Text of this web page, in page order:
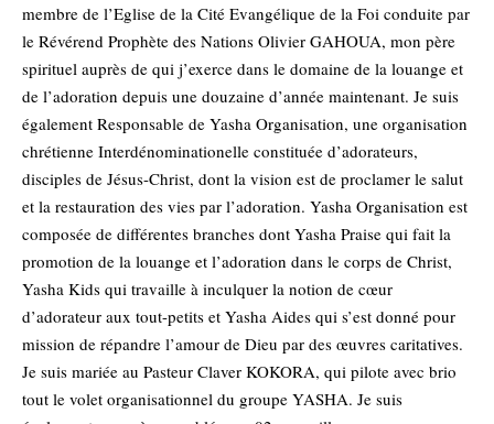
membre de l’Eglise de la Cité Evangélique de la Foi conduite par
le Révérend Prophète des Nations Olivier GAHOUA, mon père
spirituel auprès de qui j’exerce dans le domaine de la louange et
de l’adoration depuis une douzaine d’année maintenant. Je suis
également Responsable de Yasha Organisation, une organisation
chrétienne Interdénominationelle constituée d’adorateurs,
disciples de Jésus-Christ, dont la vision est de proclamer le salut
et la restauration des vies par l’adoration. Yasha Organisation est
composée de différentes branches dont Yasha Praise qui fait la
promotion de la louange et l’adoration dans le corps de Christ,
Yasha Kids qui travaille à inculquer la notion de cœur
d’adorateur aux tout-petits et Yasha Aides qui s’est donné pour
mission de répandre l’amour de Dieu par des œuvres caritatives.
Je suis mariée au Pasteur Claver KOKORA, qui pilote avec brio
tout le volet organisationnel du groupe YASHA. Je suis